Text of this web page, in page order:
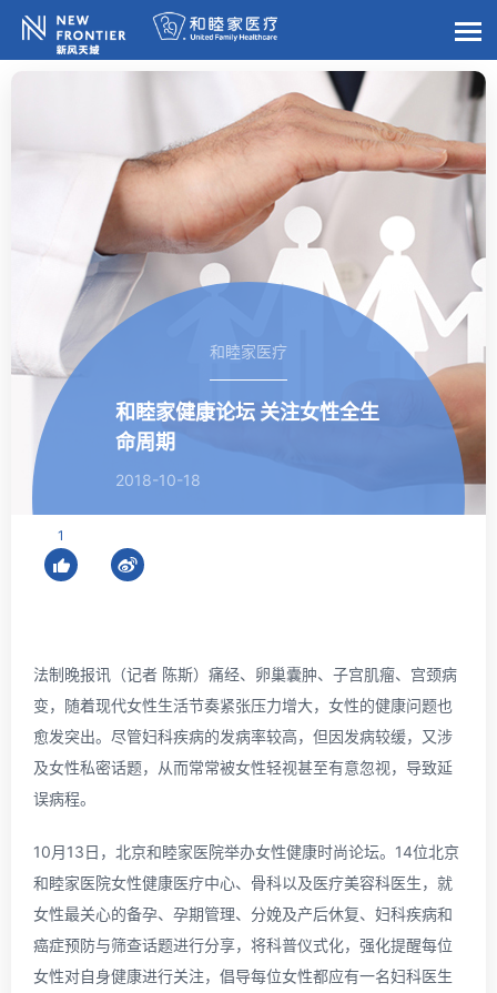
和睦家医疗
和睦家健康论坛 关注女性全生
命周期
2018-10-18
1
法制晚报讯（记者 陈斯）痛经、卵巢囊肿、子宫肌瘤、宫颈病
变，随着现代女性生活节奏紧张压力增大，女性的健康问题也
愈发突出。尽管妇科疾病的发病率较高，但因发病较缓，又涉
及女性私密话题，从而常常被女性轻视甚至有意忽视，导致延
误病程。
10月13日，北京和睦家医院举办女性健康时尚论坛。14位北京
和睦家医院女性健康医疗中心、骨科以及医疗美容科医生，就
女性最关心的备孕、孕期管理、分娩及产后休复、妇科疾病和
癌症预防与筛查话题进行分享，将科普仪式化，强化提醒每位
女性对自身健康进行关注，倡导每位女性都应有一名妇科医生